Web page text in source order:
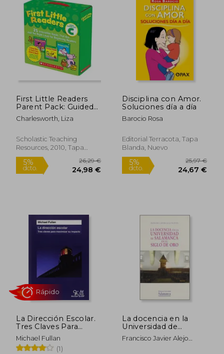
5%
dcto.
17,52 €
16,65 €
5%
dcto.
dcto.
5%
dcto.
First Little Readers
Parent Pack: Guided
Reading Level c: 25
Irresistible Books
Right Level for
Beginning Readers
Inglés)
Charlesworth, Liza
Scholastic Teaching
Resources, 2010, Tapa
Blanda, Nuevo
Disciplina con Amor.
Soluciones día a día
Barocio Rosa
Editorial Terracota, Tapa
Blanda, Nuevo
La Dirección Escolar.
Tres Claves Para
Maximizar su
Impacto
Michael Fullan
(1)
La docencia en la
Universidad de
Salamanca en el siglo
de oro (Historia de la
Francisco Javier Alejo